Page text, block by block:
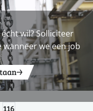
wil? Solliciteer
we een job
116